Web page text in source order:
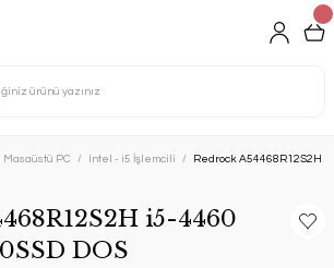
Masaüstü PC Intel - i5 İşlemcili Redrock A54468R12S2H
i5-4460
DOS